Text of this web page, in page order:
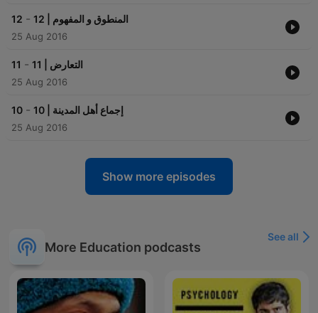
12 - 12 | المنطوق و المفهوم
25 Aug 2016
11 - 11 | التعارض
25 Aug 2016
10 - 10 | إجماع أهل المدينة
25 Aug 2016
Show more episodes
More Education podcasts
See all